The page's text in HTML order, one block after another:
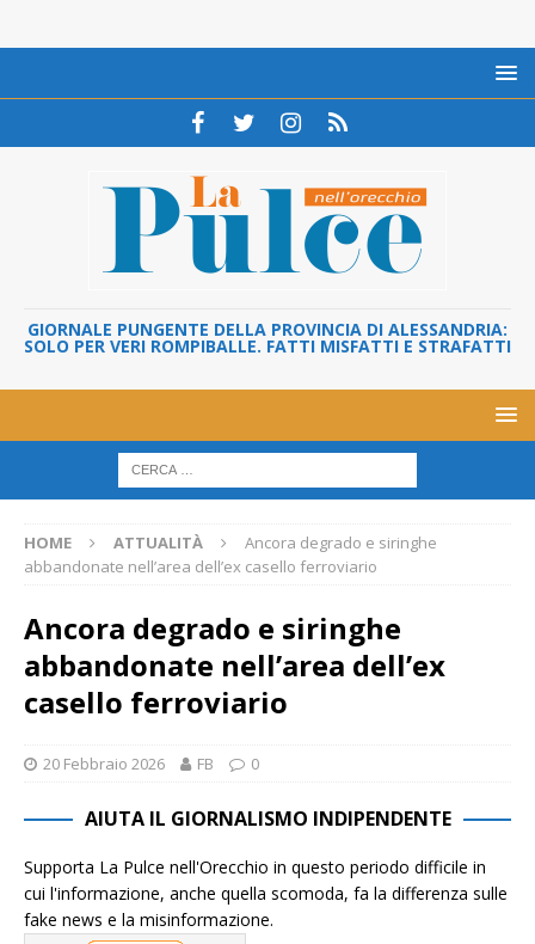
GIORNALE PUNGENTE DELLA PROVINCIA DI ALESSANDRIA:
SOLO PER VERI ROMPIBALLE. FATTI MISFATTI E STRAFATTI
HOME ATTUALITÀ
Ancora degrado e siringhe
abbandonate nell’area dell’ex casello ferroviario
Ancora degrado e siringhe
abbandonate nell’area dell’ex
casello ferroviario
20 Febbraio 2026 FB 0
AIUTA IL GIORNALISMO INDIPENDENTE
Supporta La Pulce nell'Orecchio in questo periodo difficile in
cui l'informazione, anche quella scomoda, fa la differenza sulle
fake news e la misinformazione.